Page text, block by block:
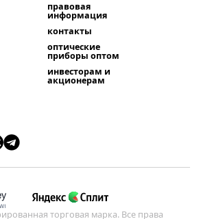
правовая
информация
контакты
оптические
приборы оптом
инвесторам и
акционерам
торговая марка. Все права